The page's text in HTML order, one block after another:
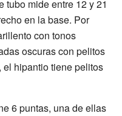
tubo mide entre 12 y 21
en la base. Por
con tonos
oscuras con pelitos
el hipantio tiene pelitos
6 puntas, una de ellas